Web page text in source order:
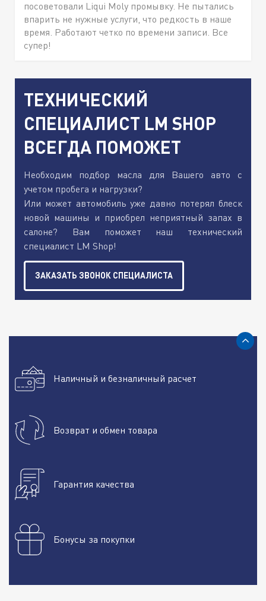
посоветовали Liqui Moly промывку. Не пытались
впарить не нужные услуги, что редкость в наше
время. Работают четко по времени записи. Все
супер!
ТЕХНИЧЕСКИЙ
СПЕЦИАЛИСТ LM SHOP
ВСЕГДА ПОМОЖЕТ
Необходим подбор масла для Вашего авто с
учетом пробега и нагрузки?
Или может автомобиль уже давно потерял блеск
новой машины и приобрел неприятный запах в
салоне? Вам поможет наш технический
специалист LM Shop!
ЗАКАЗАТЬ ЗВОНОК СПЕЦИАЛИСТА
Наличный и безналичный расчет
Возврат и обмен товара
Гарантия качества
Бонусы за покупки